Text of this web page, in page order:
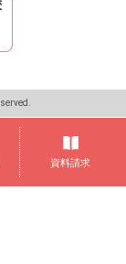
資料請求